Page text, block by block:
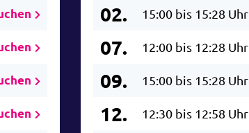
02.
15:00 bis 15:28 Uhr
07. 12:00 bis 12:28 Uhr
09. 15:00 bis 15:28 Uhr
12. 12:30 bis 12:58 Uhr